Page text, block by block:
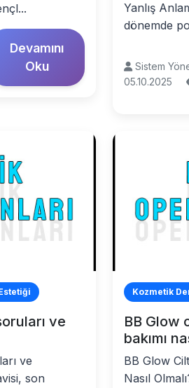
Devamını
Oku
Yanlış
dönemde
Sistem
05.10.2025
ve
ve
son
Kozmetik
BB Glow
bakımı
BB Glow
Nasıl